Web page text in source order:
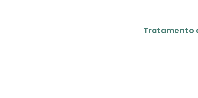
Tratamento das
individuais e